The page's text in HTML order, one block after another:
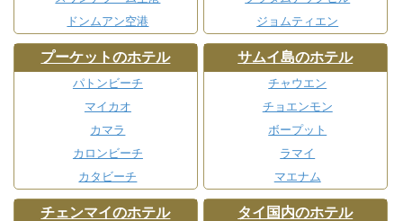
ドンムアン空港
ジョムティエン
プーケットのホテル
パトンビーチ
マイカオ
カマラ
カロンビーチ
カタビーチ
サムイ島のホテル
チャウエン
チョエンモン
ボープット
ラマイ
マエナム
チェンマイのホテル タイ国内のホテル